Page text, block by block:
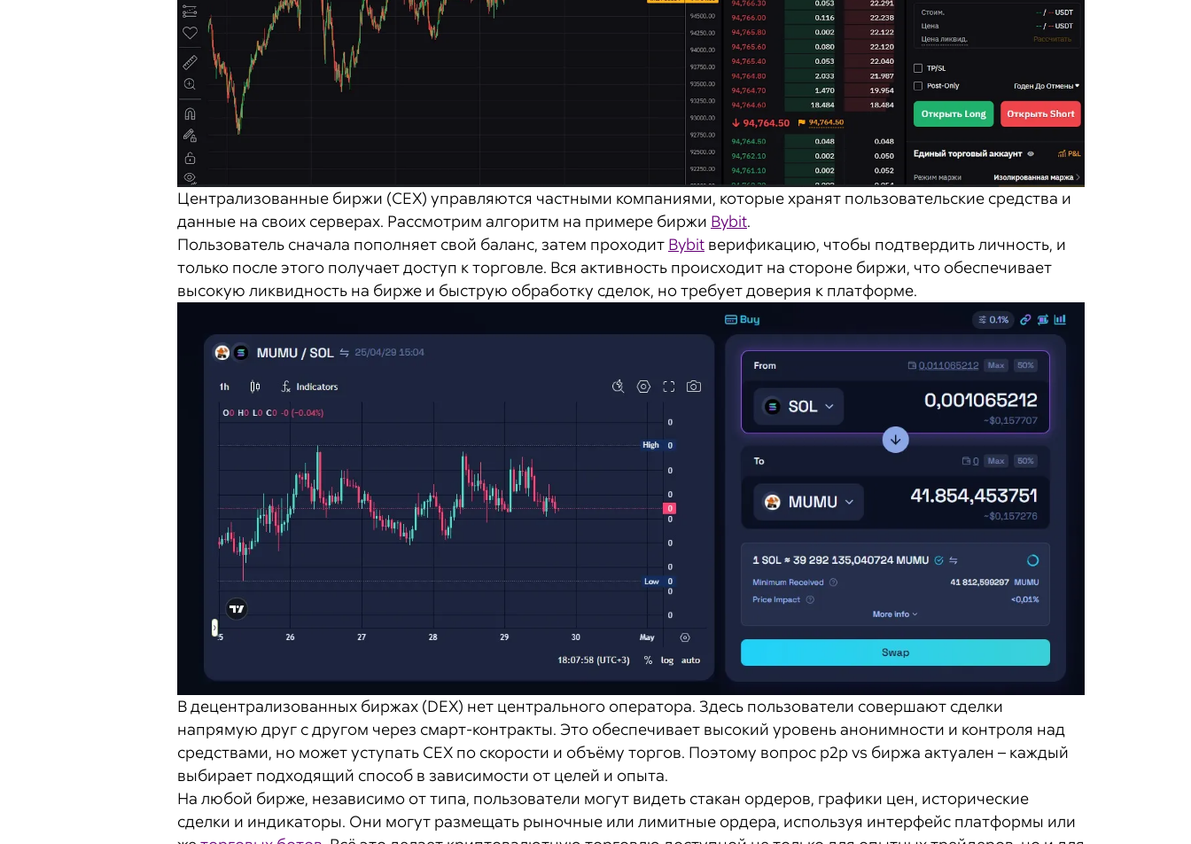
Централизованные биржи (CEX) управляются частными компаниями, которые хранят пользовательские средства и
данные на своих серверах. Рассмотрим алгоритм на примере биржи Bybit.
Пользователь сначала пополняет свой баланс, затем проходит Bybit верификацию, чтобы подтвердить личность, и
только после этого получает доступ к торговле. Вся активность происходит на стороне биржи, что обеспечивает
высокую ликвидность на бирже и быструю обработку сделок, но требует доверия к платформе.
В децентрализованных биржах (DEX) нет центрального оператора. Здесь пользователи совершают сделки
напрямую друг с другом через смарт-контракты. Это обеспечивает высокий уровень анонимности и контроля над
средствами, но может уступать CEX по скорости и объёму торгов. Поэтому вопрос p2p vs биржа актуален – каждый
выбирает подходящий способ в зависимости от целей и опыта.
На любой бирже, независимо от типа, пользователи могут видеть стакан ордеров, графики цен, исторические
сделки и индикаторы. Они могут размещать рыночные или лимитные ордера, используя интерфейс платформы или